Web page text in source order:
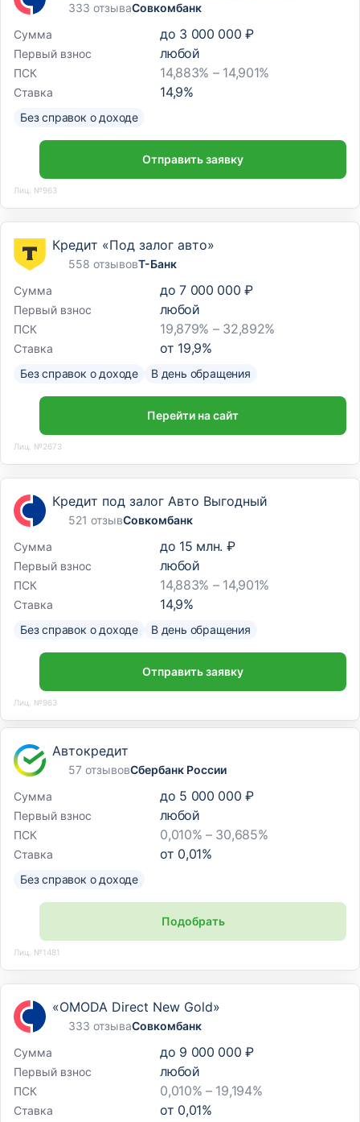
333 отзываСовкомбанк
Сумма
до 3 000 000 ₽
Первый взнос любой
ПСК 14,883% – 14,901%
Ставка 14,9%
Без справок о доходе
Отправить заявку
Лиц. №963
Кредит «Под залог авто»
558 отзывовТ-Банк
Сумма
до 7 000 000 ₽
Первый взнос любой
ПСК 19,879% – 32,892%
Ставка от 19,9%
Без справок о доходе В день обращения
Перейти на сайт
Лиц. №2673
Кредит под залог Авто Выгодный
521 отзывСовкомбанк
Сумма
до 15 млн. ₽
Первый взнос любой
ПСК 14,883% – 14,901%
Ставка 14,9%
Без справок о доходе В день обращения
Отправить заявку
Лиц. №963
Автокредит
57 отзывовСбербанк России
Сумма
до 5 000 000 ₽
Первый взнос любой
ПСК 0,010% – 30,685%
Ставка от 0,01%
Без справок о доходе
Подобрать
Лиц. №1481
«OMODA Direct New Gold»
333 отзываСовкомбанк
Сумма
до 9 000 000 ₽
Первый взнос любой
ПСК 0,010% – 19,194%
Ставка от 0,01%